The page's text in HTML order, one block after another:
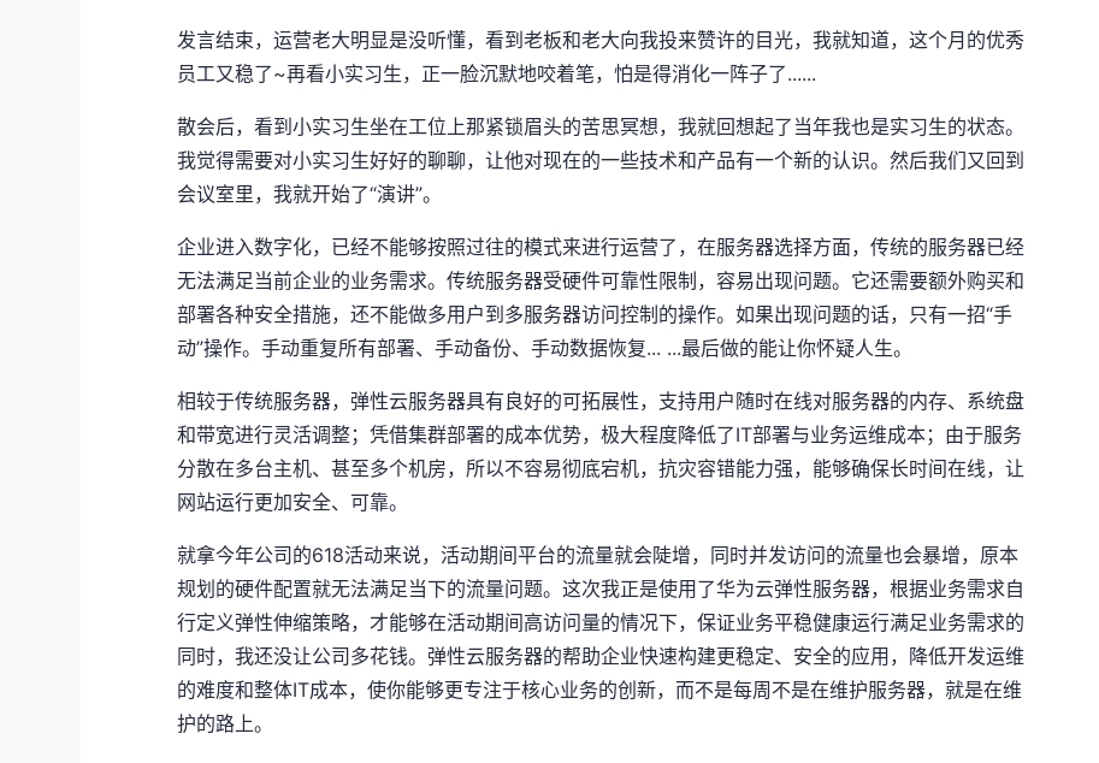
发言结束，运营老大明显是没听懂，看到老板和老大向我投来赞许的目光，我就知道，这个月的优秀
员工又稳了~再看小实习生，正一脸沉默地咬着笔，怕是得消化一阵子了......
散会后，看到小实习生坐在工位上那紧锁眉头的苦思冥想，我就回想起了当年我也是实习生的状态。
我觉得需要对小实习生好好的聊聊，让他对现在的一些技术和产品有一个新的认识。然后我们又回到
会议室里，我就开始了“演讲”。
企业进入数字化，已经不能够按照过往的模式来进行运营了，在服务器选择方面，传统的服务器已经
无法满足当前企业的业务需求。传统服务器受硬件可靠性限制，容易出现问题。它还需要额外购买和
部署各种安全措施，还不能做多用户到多服务器访问控制的操作。如果出现问题的话，只有一招“手
动”操作。手动重复所有部署、手动备份、手动数据恢复... ...最后做的能让你怀疑人生。
相较于传统服务器，弹性云服务器具有良好的可拓展性，支持用户随时在线对服务器的内存、系统盘
和带宽进行灵活调整；凭借集群部署的成本优势，极大程度降低了IT部署与业务运维成本；由于服务
分散在多台主机、甚至多个机房，所以不容易彻底宕机，抗灾容错能力强，能够确保长时间在线，让
网站运行更加安全、可靠。
就拿今年公司的618活动来说，活动期间平台的流量就会陡增，同时并发访问的流量也会暴增，原本
规划的硬件配置就无法满足当下的流量问题。这次我正是使用了华为云弹性服务器，根据业务需求自
行定义弹性伸缩策略，才能够在活动期间高访问量的情况下，保证业务平稳健康运行满足业务需求的
同时，我还没让公司多花钱。弹性云服务器的帮助企业快速构建更稳定、安全的应用，降低开发运维
的难度和整体IT成本，使你能够更专注于核心业务的创新，而不是每周不是在维护服务器，就是在维
护的路上。